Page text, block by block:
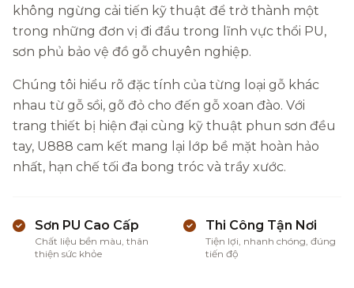
không ngừng cải tiến kỹ thuật để trở thành một
trong những đơn vị đi đầu trong lĩnh vực thổi PU,
sơn phủ bảo vệ đồ gỗ chuyên nghiệp.
Chúng tôi hiểu rõ đặc tính của từng loại gỗ khác
nhau từ gỗ sồi, gõ đỏ cho đến gỗ xoan đào. Với
trang thiết bị hiện đại cùng kỹ thuật phun sơn đều
tay, U888 cam kết mang lại lớp bề mặt hoàn hảo
nhất, hạn chế tối đa bong tróc và trầy xước.
Sơn PU Cao Cấp
Chất liệu bền màu, thân
thiện sức khỏe
Thi Công Tận Nơi
Tiện lợi, nhanh chóng, đúng
tiến độ